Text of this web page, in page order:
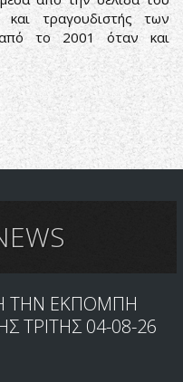
τραγουδιστής των
το 2001 όταν και
ΤΗΝ ΕΚΠΟΜΠΗ
ΤΡΙΤΗΣ 04-08-26